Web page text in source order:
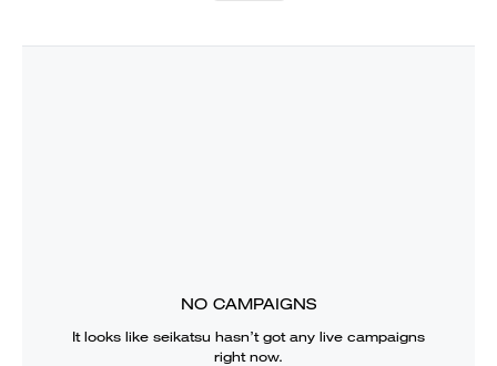
NO CAMPAIGNS
It looks like seikatsu hasn’t got any live campaigns
right now.